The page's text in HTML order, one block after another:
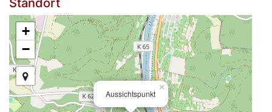
Standort
Aussichtspunkt
×
+
−